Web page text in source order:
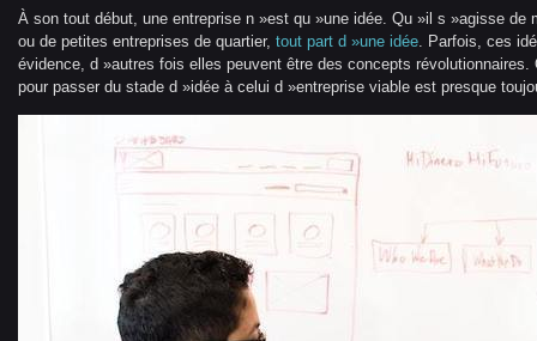
À son tout début, une entreprise n »est qu »une idée. Qu »il s »agisse de
ou de petites entreprises de quartier, tout part d »une idée. Parfois, ces
évidence, d »autres fois elles peuvent être des concepts
pour passer du stade d »idée à celui d »entreprise viable est presque